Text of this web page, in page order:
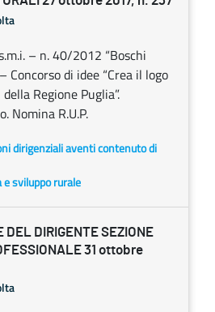
– n. 40/2012 “Boschi
Concorso di idee “Crea il logo
Regione Puglia”.
Nomina R.U.P.
dirigenziali aventi contenuto di
sviluppo rurale
DEL DIRIGENTE SEZIONE
31 ottobre